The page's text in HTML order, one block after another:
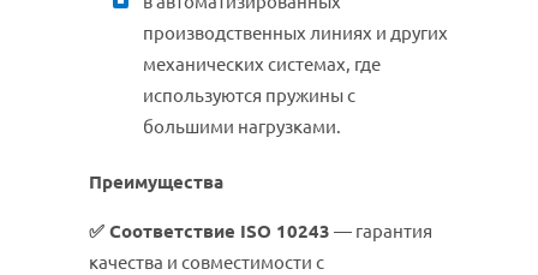
производственных линиях и других
механических системах, где
используются пружины с
большими нагрузками.
Преимущества
✅ Соответствие ISO 10243 — гарантия
качества и совместимости с